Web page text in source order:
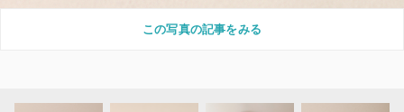
この写真の記事をみる